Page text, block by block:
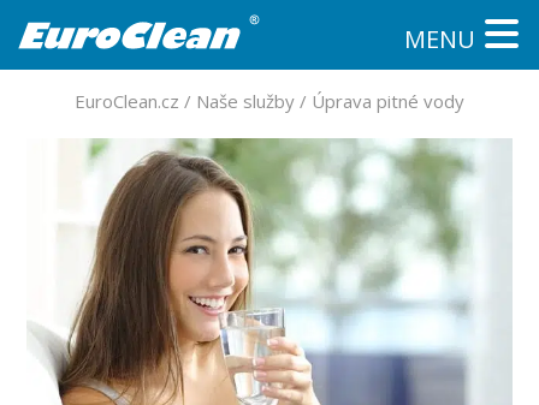
MENU
EuroClean.cz / Naše služby / Úprava pitné vody